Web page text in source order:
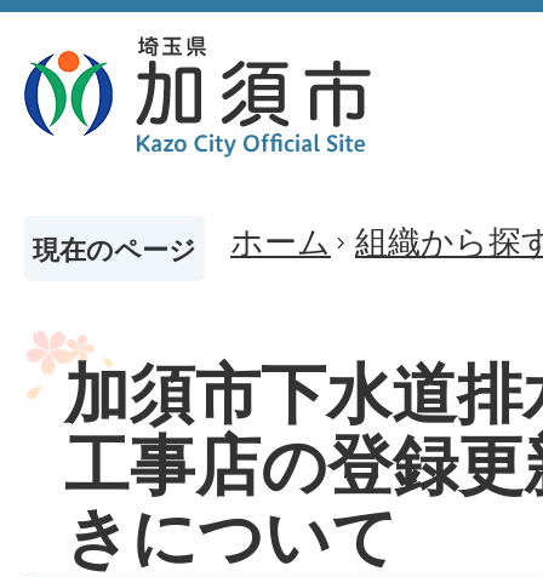
現在のページ ホーム 組織から探
加須市下水道
工事店の登録
きについて